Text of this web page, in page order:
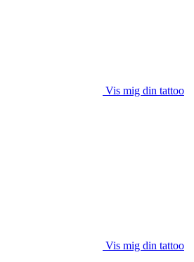
Vis mig din tattoo
Vis mig din tattoo